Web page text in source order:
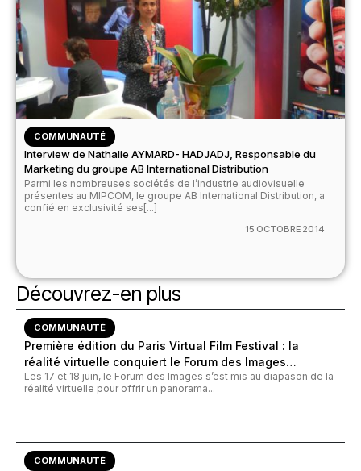
COMMUNAUTÉ
Interview de Nathalie AYMARD- HADJADJ, Responsable du
Marketing du groupe AB International Distribution
Parmi les nombreuses sociétés de l’industrie audiovisuelle
présentes au MIPCOM, le groupe AB International Distribution, a
confié en exclusivité ses[...]
15 OCTOBRE 2014
Découvrez-en plus
COMMUNAUTÉ
Première édition du Paris Virtual Film Festival : la
réalité virtuelle conquiert le Forum des Images…
Les 17 et 18 juin, le Forum des Images s’est mis au diapason de la
réalité virtuelle pour offrir un panorama...
COMMUNAUTÉ